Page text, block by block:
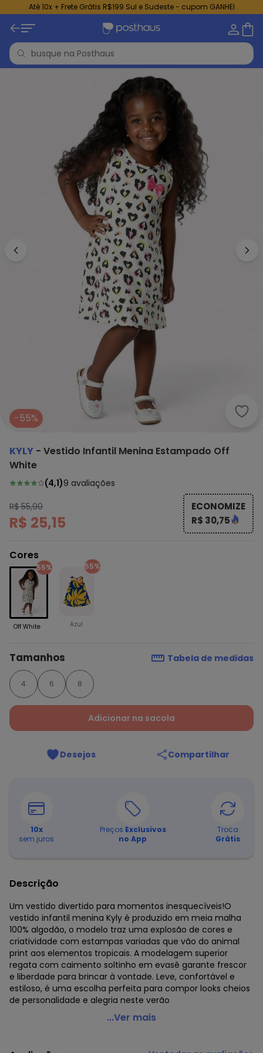
Até 10x + Frete Grátis R$199 Sul e Sudeste - cupom GANHEI
-55%
KYLY - Vestido Infantil Menina Estampado Off
White
(4,1)9 avaliações
R$ 55,90
R$ 25,15
ECONOMIZE
R$ 30,75
Cores
55%
Off White
55%
Azul
Tamanhos Tabela de medidas
4 6 8
Adicionar na sacola
Desejos Compartilhar
10x
sem juros
Preços Exclusivos
no App
Troca
Grátis
Descrição
Um vestido divertido para momentos inesquecíveis!O
vestido infantil menina Kyly é produzido em meia malha
100% algodão, o modelo traz uma explosão de cores e
criatividade com estampas variadas que vão do animal
print aos elementos tropicais. A modelagem superior
regata com caimento soltinho em evasê garante frescor
e liberdade para brincar à vontade. Leve, confortável e
estiloso, é uma escolha perfeita para compor looks cheios
de personalidade e alegria neste verão
Kyly - Vestido Infantil Menina Estampado Off White
Modelagem: Ampla
...Ver mais